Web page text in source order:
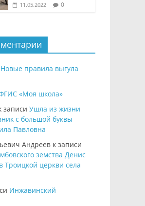
11.05.2022 0
Новые правила выгула
«Моя школа»
записи Ушла из жизни
с большой буквы
Павловна
Андреев к записи
земства Денис
Троицкой церкви села
Инжавинский